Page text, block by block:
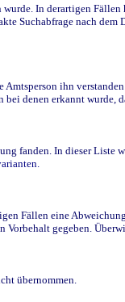
In derartigen
Suchabfrage nach
ihn
denen erkannt
fanden. In dieser Liste
Fällen eine
gegeben.
übernommen.